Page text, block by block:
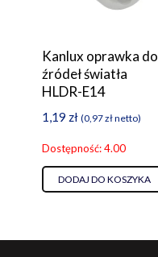
Kanlux oprawka do
źródeł światła
HLDR-E14
1,19 zł (0,97złnetto)
Dostępność: 4.00
DODAJ DO KOSZYKA